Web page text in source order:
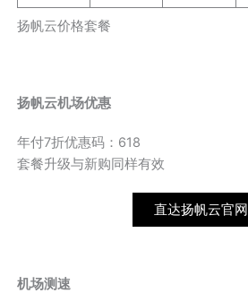
扬帆云价格套餐
扬帆云机场优惠
年付7折优惠码：618
套餐升级与新购同样有效
直达扬帆云官网
机场测速